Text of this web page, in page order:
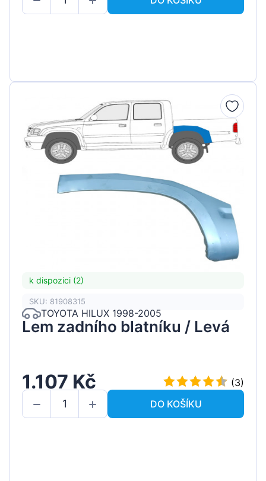
k dispozici (2)
SKU: 81908315
TOYOTA HILUX 1998-2005
Lem zadního blatníku / Levá
1.107 Kč
(3)
DO KOŠÍKU